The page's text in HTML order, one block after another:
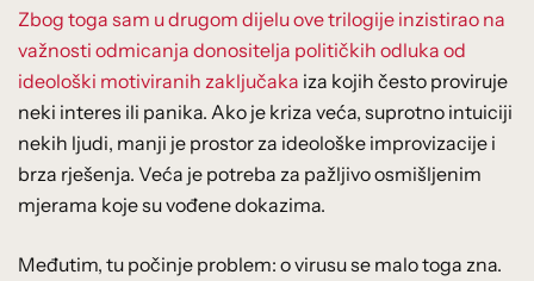
Zbog toga sam u drugom dijelu ove trilogije inzistirao na
važnosti odmicanja donositelja političkih odluka od
ideološki motiviranih zaključaka iza kojih često proviruje
neki interes ili panika. Ako je kriza veća, suprotno intuiciji
nekih ljudi, manji je prostor za ideološke improvizacije i
brza rješenja. Veća je potreba za pažljivo osmišljenim
mjerama koje su vođene dokazima.
Međutim, tu počinje problem: o virusu se malo toga zna.